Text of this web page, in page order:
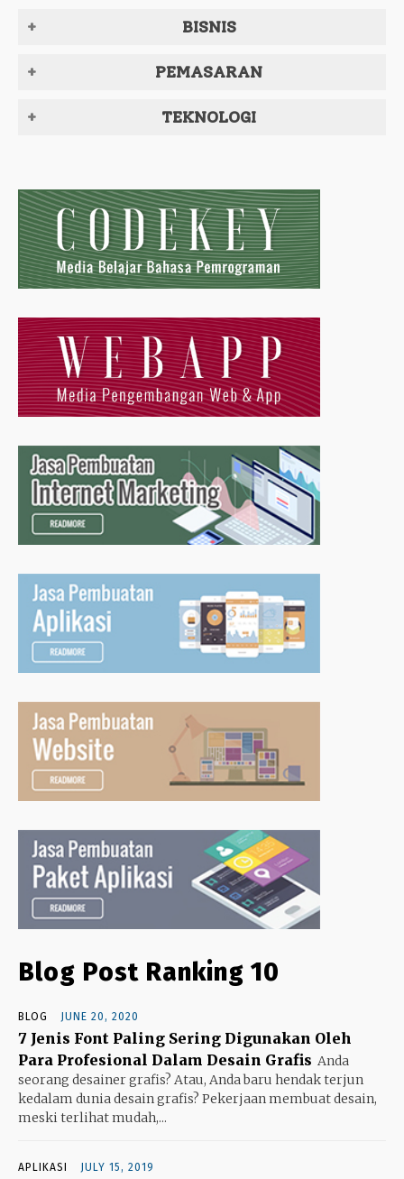
BISNIS
PEMASARAN
TEKNOLOGI
Blog Post Ranking 10
BLOG JUNE 20, 2020
7 Jenis Font Paling Sering Digunakan Oleh
Para Profesional Dalam Desain Grafis Anda
seorang desainer grafis? Atau, Anda baru hendak terjun
kedalam dunia desain grafis? Pekerjaan membuat desain,
meski terlihat mudah,...
APLIKASI JULY 15, 2019